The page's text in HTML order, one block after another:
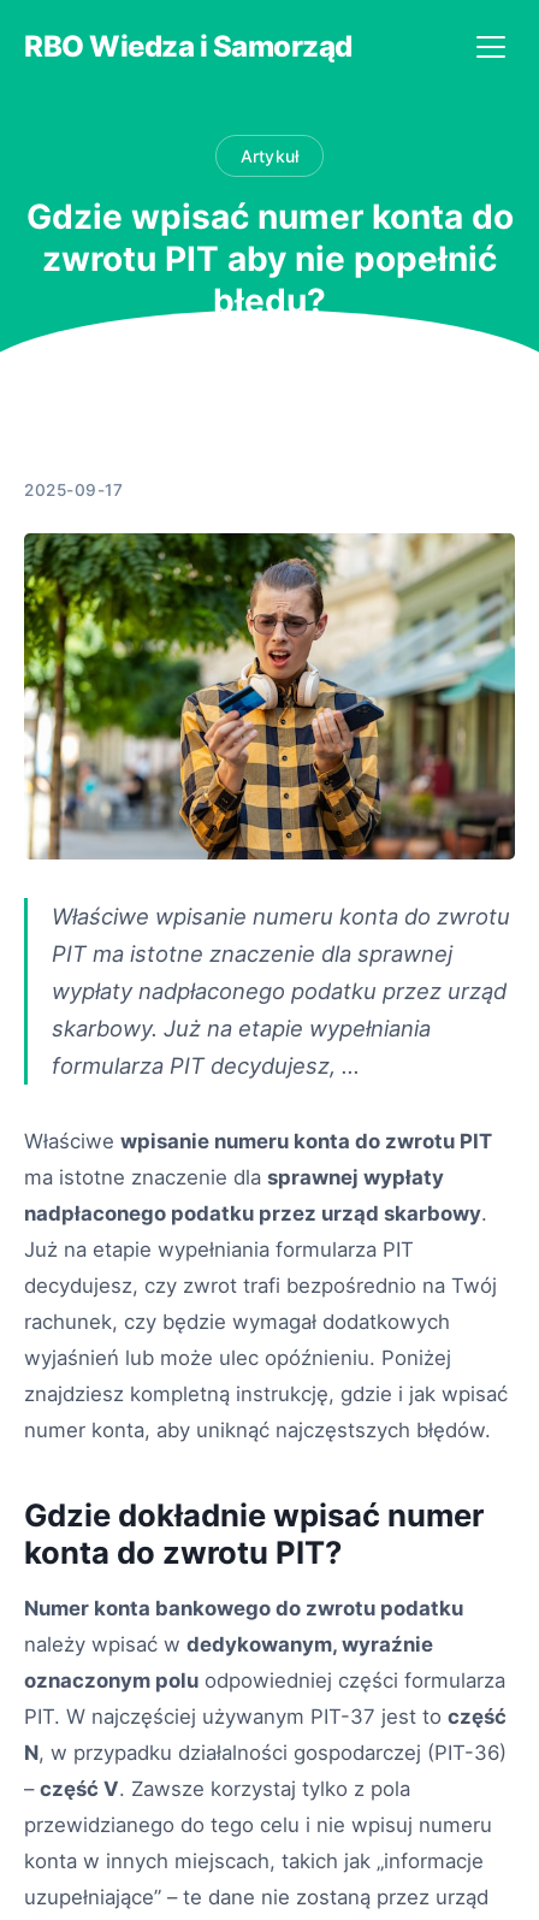
RBO Wiedza i Samorząd
Artykuł
Gdzie wpisać numer konta do
zwrotu PIT aby nie popełnić
błędu?
2025-09-17
Właściwe wpisanie numeru konta do zwrotu
PIT ma istotne znaczenie dla sprawnej
wypłaty nadpłaconego podatku przez urząd
skarbowy. Już na etapie wypełniania
formularza PIT decydujesz, …
Właściwe wpisanie numeru konta do zwrotu PIT
ma istotne znaczenie dla sprawnej wypłaty
nadpłaconego podatku przez urząd skarbowy.
Już na etapie wypełniania formularza PIT
decydujesz, czy zwrot trafi bezpośrednio na Twój
rachunek, czy będzie wymagał dodatkowych
wyjaśnień lub może ulec opóźnieniu. Poniżej
znajdziesz kompletną instrukcję, gdzie i jak wpisać
numer konta, aby uniknąć najczęstszych błędów.
Gdzie dokładnie wpisać numer
konta do zwrotu PIT?
Numer konta bankowego do zwrotu podatku
należy wpisać w dedykowanym, wyraźnie
oznaczonym polu odpowiedniej części formularza
PIT. W najczęściej używanym PIT-37 jest to część
N, w przypadku działalności gospodarczej (PIT-36)
– część V. Zawsze korzystaj tylko z pola
przewidzianego do tego celu i nie wpisuj numeru
konta w innych miejscach, takich jak „informacje
uzupełniające” – te dane nie zostaną przez urząd